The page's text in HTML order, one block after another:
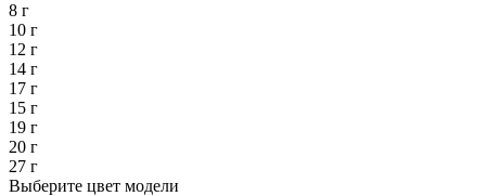
8 г
10 г
12 г
14 г
17 г
15 г
19 г
20 г
27 г
Выберите цвет модели